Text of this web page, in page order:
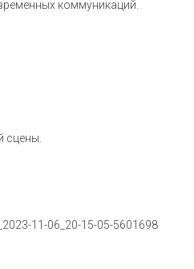
коммуникаций.
сцены.